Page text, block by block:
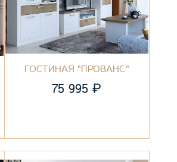
ГОСТИНАЯ "ПРОВАНС"
75 995₽